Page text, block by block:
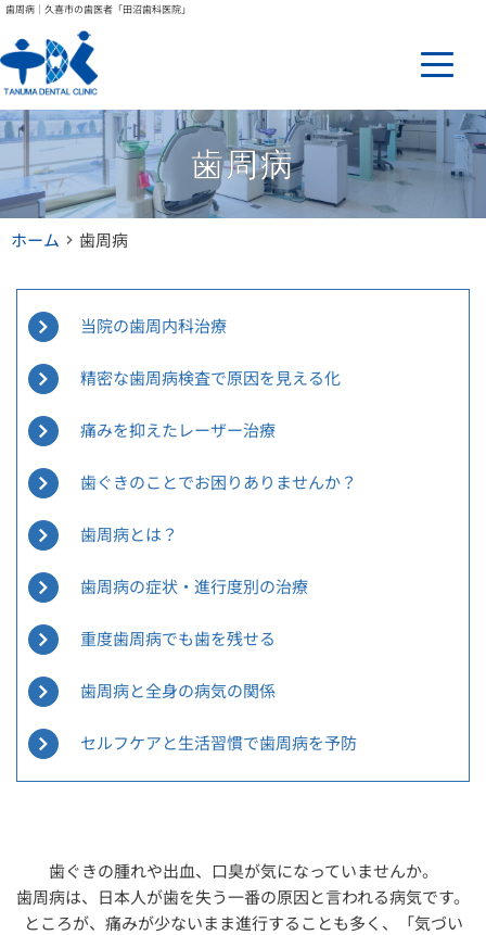
歯周病｜久喜市の歯医者「田沼歯科医院」
歯周病
ホーム 歯周病
当院の歯周内科治療
精密な歯周病検査で原因を見える化
痛みを抑えたレーザー治療
歯ぐきのことでお困りありませんか？
歯周病とは？
歯周病の症状・進行度別の治療
重度歯周病でも歯を残せる
歯周病と全身の病気の関係
セルフケアと生活習慣で歯周病を予防
歯ぐきの腫れや出血、口臭が気になっていませんか。
歯周病は、日本人が歯を失う一番の原因と言われる病気です。
ところが、痛みが少ないまま進行することも多く、「気づい